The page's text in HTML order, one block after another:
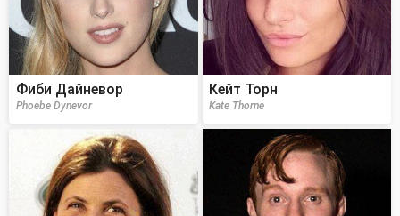
Фиби Дайневор
Phoebe Dynevor
Кейт Торн
Kate Thorne